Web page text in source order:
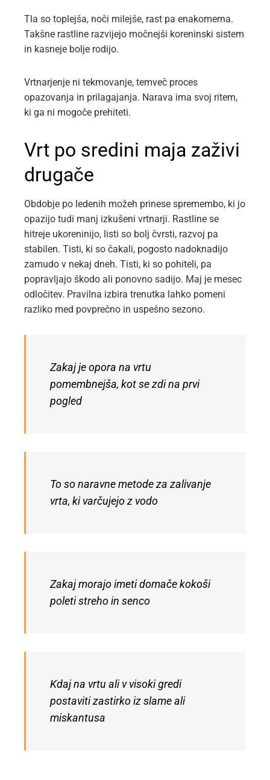
Tla so toplejša, noči milejše, rast pa enakomerna.
Takšne rastline razvijejo močnejši koreninski sistem
in kasneje bolje rodijo.
Vrtnarjenje ni tekmovanje, temveč proces
opazovanja in prilagajanja. Narava ima svoj ritem,
ki ga ni mogoče prehiteti.
Vrt po sredini maja zaživi
drugače
Obdobje po ledenih možeh prinese spremembo, ki jo
opazijo tudi manj izkušeni vrtnarji. Rastline se
hitreje ukoreninijo, listi so bolj čvrsti, razvoj pa
stabilen. Tisti, ki so čakali, pogosto nadoknadijo
zamudo v nekaj dneh. Tisti, ki so pohiteli, pa
popravljajo škodo ali ponovno sadijo. Maj je mesec
odločitev. Pravilna izbira trenutka lahko pomeni
razliko med povprečno in uspešno sezono.
Zakaj je opora na vrtu
pomembnejša, kot se zdi na prvi
pogled
To so naravne metode za zalivanje
vrta, ki varčujejo z vodo
Zakaj morajo imeti domače kokoši
poleti streho in senco
Kdaj na vrtu ali v visoki gredi
postaviti zastirko iz slame ali
miskantusa